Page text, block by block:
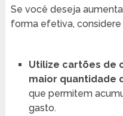
Se você deseja
forma efetiva, considere
Utilize cartões de
maior quantidade
que permitem
gasto.